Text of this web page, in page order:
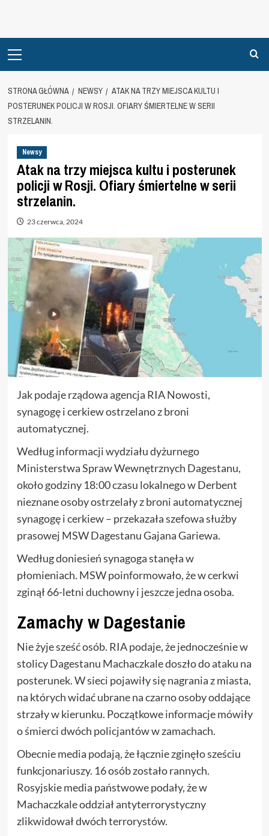
Menu
STRONA GŁÓWNA NEWSY
ATAK NA TRZY MIEJSCA KULTU I
POSTERUNEK POLICJI W ROSJI. OFIARY ŚMIERTELNE W SERII
STRZELANIN.
Newsy
Atak na trzy miejsca kultu i posterunek
policji w Rosji. Ofiary śmiertelne w serii
strzelanin.
23 czerwca, 2024
Jak podaje rządowa agencja RIA Nowosti,
synagogę i cerkiew ostrzelano z broni
automatycznej.
Według informacji wydziału dyżurnego
Ministerstwa Spraw Wewnętrznych Dagestanu,
około godziny 18:00 czasu lokalnego w Derbent
nieznane osoby ostrzelały z broni automatycznej
synagogę i cerkiew – przekazała szefowa służby
prasowej MSW Dagestanu Gajana Gariewa.
Według doniesień synagoga stanęła w
płomieniach. MSW poinformowało, że w cerkwi
zginął 66-letni duchowny i jeszcze jedna osoba.
Zamachy w Dagestanie
Nie żyje sześć osób. RIA podaje, że jednocześnie w
stolicy Dagestanu Machaczkale doszło do ataku na
posterunek. W sieci pojawiły się nagrania z miasta,
na których widać ubrane na czarno osoby oddające
strzały w kierunku. Początkowe informacje mówiły
o śmierci dwóch policjantów w zamachach.
Obecnie media podają, że łącznie zginęło sześciu
funkcjonariuszy. 16 osób zostało rannych.
Rosyjskie media państwowe podały, że w
Machaczkale oddział antyterrorystyczny
zlikwidował dwóch terrorystów.